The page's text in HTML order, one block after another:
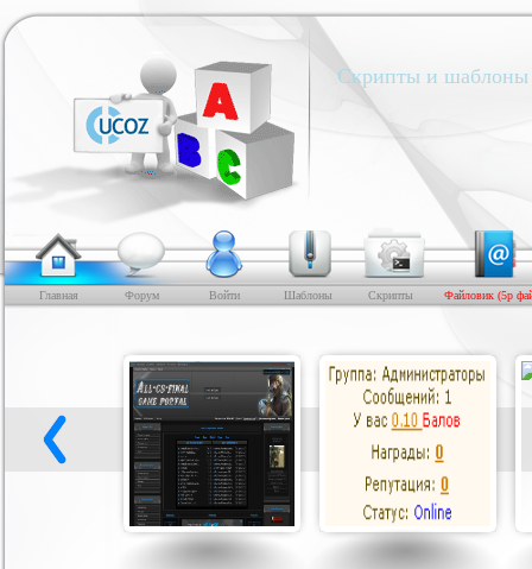
Скрипты и шаблоны
Главная Форум Войти Шаблоны Скрипты Файловик (5р